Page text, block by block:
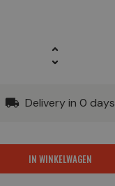
local_shipping Delivery in 0 days
IN WINKELWAGEN